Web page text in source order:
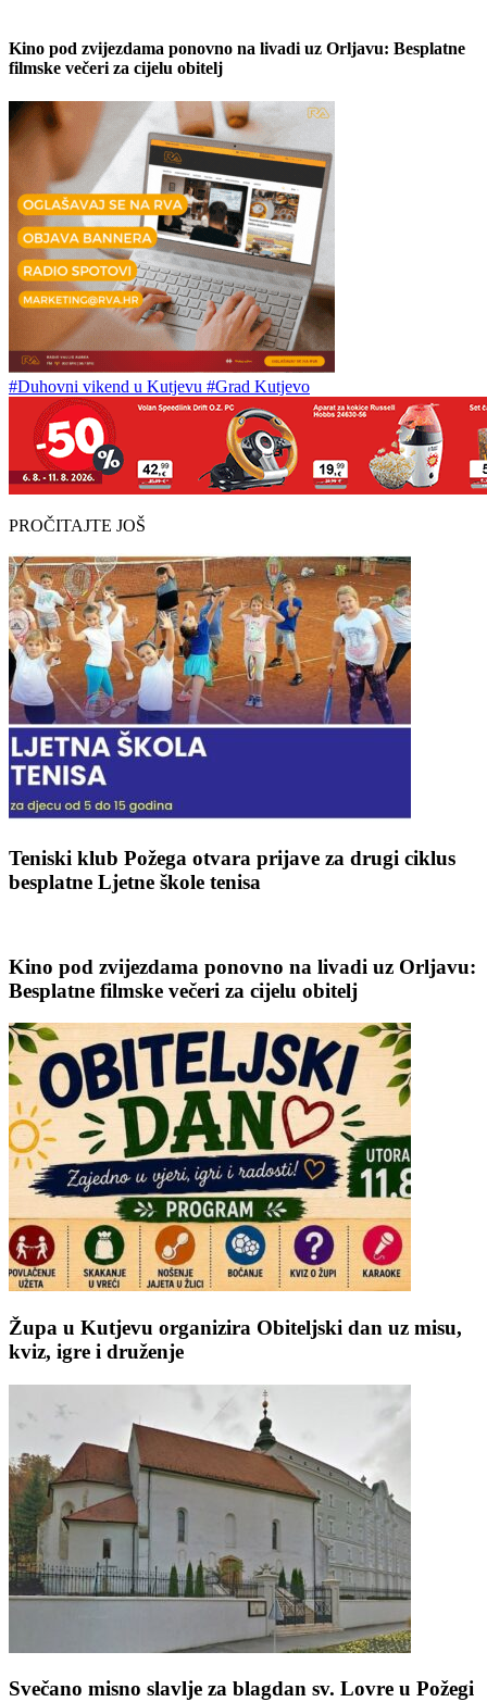
Kino pod zvijezdama ponovno na livadi uz Orljavu: Besplatne
filmske večeri za cijelu obitelj
#Duhovni vikend u Kutjevu #Grad Kutjevo
PROČITAJTE JOŠ
Teniski klub Požega otvara prijave za drugi ciklus
besplatne Ljetne škole tenisa
Kino pod zvijezdama ponovno na livadi uz Orljavu:
Besplatne filmske večeri za cijelu obitelj
Župa u Kutjevu organizira Obiteljski dan uz misu,
kviz, igre i druženje
Svečano misno slavlje za blagdan sv. Lovre u Požegi